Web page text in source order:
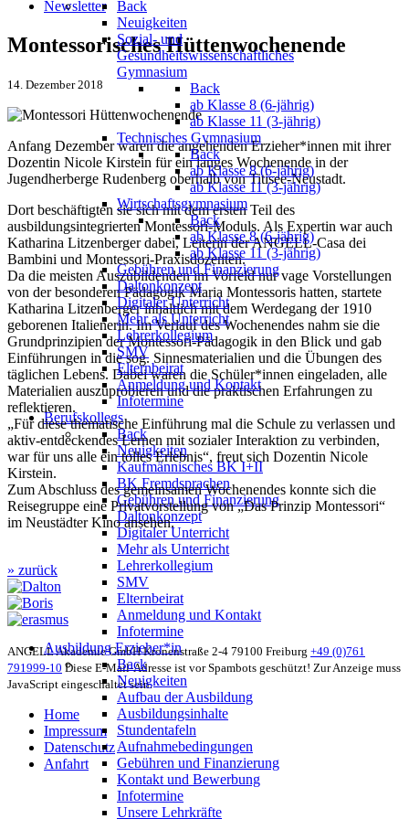
Back
Neuigkeiten
Sozial- und
Gesundheitswissenschaftliches
Gymnasium
Back
ab Klasse 8 (6-jährig)
ab Klasse 11 (3-jährig)
Technisches Gymnasium
Back
ab Klasse 8 (6-jährig)
ab Klasse 11 (3-jährig)
Wirtschaftsgymnasium
Back
ab Klasse 8 (6-jährig)
ab Klasse 11 (3-jährig)
Gebühren und Finanzierung
Daltonkonzept
Digitaler Unterricht
Mehr als Unterricht
Lehrerkollegium
SMV
Elternbeirat
Anmeldung und Kontakt
Infotermine
Berufskollegs
Back
Neuigkeiten
Kaufmännisches BK I+II
BK Fremdsprachen
Gebühren und Finanzierung
Daltonkonzept
Digitaler Unterricht
Mehr als Unterricht
Lehrerkollegium
SMV
Elternbeirat
Anmeldung und Kontakt
Infotermine
Ausbildung Erzieher*in
Back
Neuigkeiten
Aufbau der Ausbildung
Ausbildungsinhalte
Stundentafeln
Aufnahmebedingungen
Gebühren und Finanzierung
Kontakt und Bewerbung
Infotermine
Unsere Lehrkräfte
Newsletter
Montessorisches Hüttenwochenende
14. Dezember 2018
Anfang Dezember waren die angehenden Erzieher*innen mit ihrer
Dozentin Nicole Kirstein für ein langes Wochenende in der
Jugendherberge Rudenberg oberhalb von Titisee-Neustadt.
Dort beschäftigten sie sich mit dem ersten Teil des
ausbildungsintegrierten Montessori-Moduls. Als Expertin war auch
Katharina Litzenberger dabei, Leiterin der ANGELL-Casa dei
Bambini und Montessori-Praxisdozenten.
Da die meisten Auszubildenden im Vorfeld nur vage Vorstellungen
von der besonderen Pädagogik Maria Montessoris hatten, startete
Katharina Litzenberger inhaltlich mit dem Werdegang der 1910
geborenen Italienerin. Im Verlauf des Wochenendes nahm sie die
Grundprinzipien der Montessori-Pädagogik in den Blick und gab
Einführungen in die sog. Sinnesmaterialien und die Übungen des
täglichen Lebens. Dabei waren die Schüler*innen eingeladen, alle
Materialien auszuprobieren und die praktischen Erfahrungen zu
reflektieren.
„Für diese thematische Einführung mal die Schule zu verlassen und
aktiv-entdeckendes Lernen mit sozialer Interaktion zu verbinden,
war für uns alle ein tolles Erlebnis“, freut sich Dozentin Nicole
Kirstein.
Zum Abschluss des gemeinsamen Wochenendes konnte sich die
Reisegruppe eine Privatvorstellung von „Das Prinzip Montessori“
im Neustädter Kino ansehen.
» zurück
ANGELL Akademie GmbH Kronenstraße 2-4 79100 Freiburg +49 (0)761
791999-10 Diese E-Mail-Adresse ist vor Spambots geschützt! Zur Anzeige muss
JavaScript eingeschaltet sein.
Home
Impressum
Datenschutz
Anfahrt